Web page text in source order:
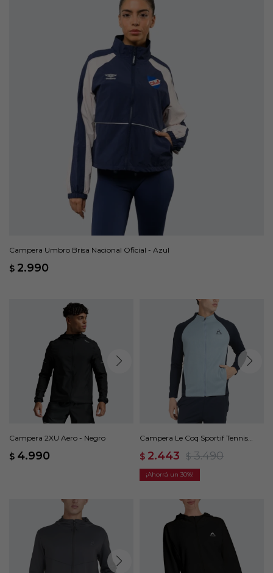
Campera Umbro Brisa Nacional Oficial - Azul
$ 2.990
Campera 2XU Aero - Negro
$ 4.990
Campera Le Coq Sportif Tennis
$ 2.443 $ 3.490
30